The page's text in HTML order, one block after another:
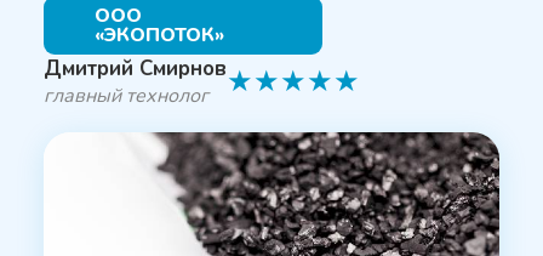
ООО
«ЭКОПОТОК»
Дмитрий Смирнов
главный технолог ★★★★★